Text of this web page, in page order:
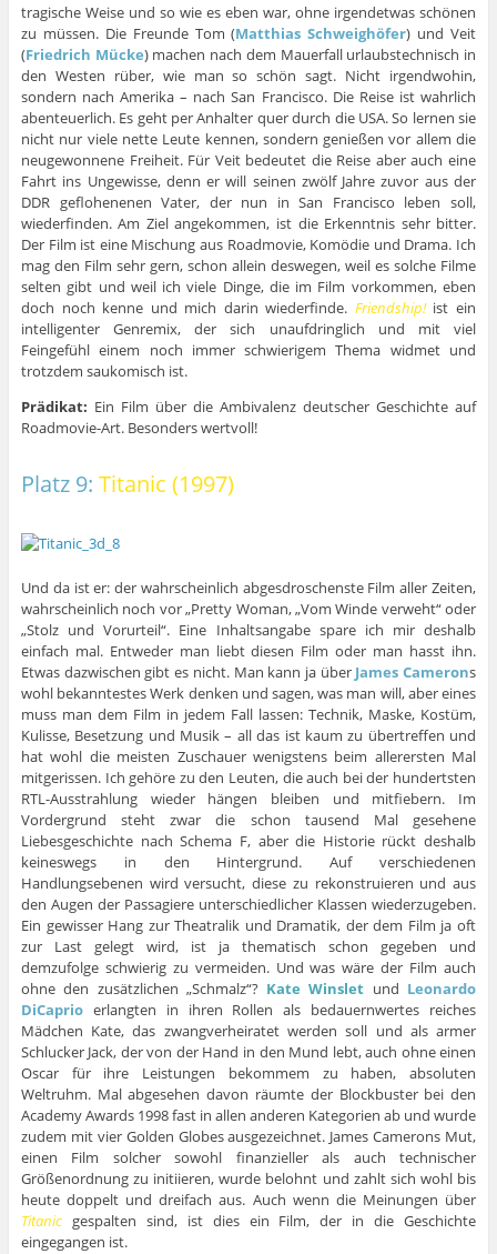
tragische Weise und so wie es eben war, ohne irgendetwas schönen
zu müssen. Die Freunde Tom (Matthias Schweighöfer) und Veit
(Friedrich Mücke) machen nach dem Mauerfall urlaubstechnisch in
den Westen rüber, wie man so schön sagt. Nicht irgendwohin,
sondern nach Amerika – nach San Francisco. Die Reise ist wahrlich
abenteuerlich. Es geht per Anhalter quer durch die USA. So lernen sie
nicht nur viele nette Leute kennen, sondern genießen vor allem die
neugewonnene Freiheit. Für Veit bedeutet die Reise aber auch eine
Fahrt ins Ungewisse, denn er will seinen zwölf Jahre zuvor aus der
DDR geflohenenen Vater, der nun in San Francisco leben soll,
wiederfinden. Am Ziel angekommen, ist die Erkenntnis sehr bitter.
Der Film ist eine Mischung aus Roadmovie, Komödie und Drama. Ich
mag den Film sehr gern, schon allein deswegen, weil es solche Filme
selten gibt und weil ich viele Dinge, die im Film vorkommen, eben
doch noch kenne und mich darin wiederfinde. Friendship!ist ein
intelligenter Genremix, der sich unaufdringlich und mit viel
Feingefühl einem noch immer schwierigem Thema widmet und
trotzdem saukomisch ist.
Prädikat: Ein Film über die Ambivalenz deutscher Geschichte auf
Roadmovie-Art. Besonders wertvoll!
Platz 9: Titanic (1997)
Und da ist er: der wahrscheinlich abgesdroschenste Film aller Zeiten,
wahrscheinlich noch vor „Pretty Woman, „Vom Winde verweht“ oder
„Stolz und Vorurteil“. Eine Inhaltsangabe spare ich mir deshalb
einfach mal. Entweder man liebt diesen Film oder man hasst ihn.
Etwas dazwischen gibt es nicht. Man kann ja über James Camerons
wohl bekanntestes Werk denken und sagen, was man will, aber eines
muss man dem Film in jedem Fall lassen: Technik, Maske, Kostüm,
Kulisse, Besetzung und Musik – all das ist kaum zu übertreffen und
hat wohl die meisten Zuschauer wenigstens beim allerersten Mal
mitgerissen. Ich gehöre zu den Leuten, die auch bei der hundertsten
RTL-Ausstrahlung wieder hängen bleiben und mitfiebern. Im
Vordergrund steht zwar die schon tausend Mal gesehene
Liebesgeschichte nach Schema F, aber die Historie rückt deshalb
keineswegs in den Hintergrund. Auf verschiedenen
Handlungsebenen wird versucht, diese zu rekonstruieren und aus
den Augen der Passagiere unterschiedlicher Klassen wiederzugeben.
Ein gewisser Hang zur Theatralik und Dramatik, der dem Film ja oft
zur Last gelegt wird, ist ja thematisch schon gegeben und
demzufolge schwierig zu vermeiden. Und was wäre der Film auch
ohne den zusätzlichen „Schmalz“?Kate Winslet und Leonardo
DiCaprioerlangten in ihren Rollen als bedauernwertes reiches
Mädchen Kate, das zwangverheiratet werden soll und als armer
Schlucker Jack, der von der Hand in den Mund lebt, auch ohne einen
Oscar für ihre Leistungen bekommem zu haben, absoluten
Weltruhm. Mal abgesehen davon räumte der Blockbuster bei den
Academy Awards 1998 fast in allen anderen Kategorien ab und wurde
zudem mit vier Golden Globes ausgezeichnet. James Camerons Mut,
einen Film solcher sowohl finanzieller als auch technischer
Größenordnung zu initiieren, wurde belohnt und zahlt sich wohl bis
heute doppelt und dreifach aus. Auch wenn die Meinungen über
Titanic gespalten sind, ist dies ein Film, der in die Geschichte
eingegangen ist.